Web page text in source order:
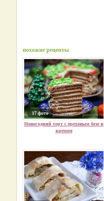
похожие рецепты
17 фото
Новогодний торт с ореховым безе и
кремом